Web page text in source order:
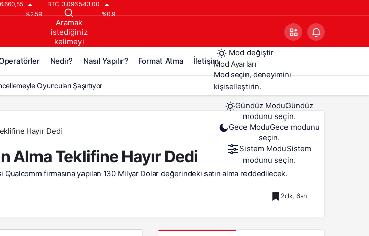
6.660,55
%2.59
BTC 3.096.543,00
%0.9
Aramak
istediğiniz
kelimeyi
Nedir? Nasıl Yapılır? Format Atma İletişim
Mod değiştir
Mod Ayarları
Mod seçin, deneyimini
kişiselleştirin.
Gündüz ModuGündüz
modunu seçin.
Gece ModuGece modunu
seçin.
Sistem ModuSistem
modunu seçin.
Oyuncuları Şaşırtıyor
Yıl Sonra Geldi!
Hayır Dedi
Alma Teklifine Hayır Dedi
firmasına yapılan 130 Milyar Dolar değerindeki satın alma reddedilecek.
2dk, 6sn